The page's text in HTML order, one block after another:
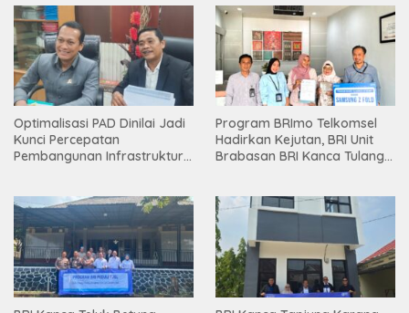
Optimalisasi PAD Dinilai Jadi
Kunci Percepatan
Pembangunan Infrastruktur
Program BRImo Telkomsel
Hadirkan Kejutan, BRI Unit
Brabasan BRI Kanca Tulang
Mesuji